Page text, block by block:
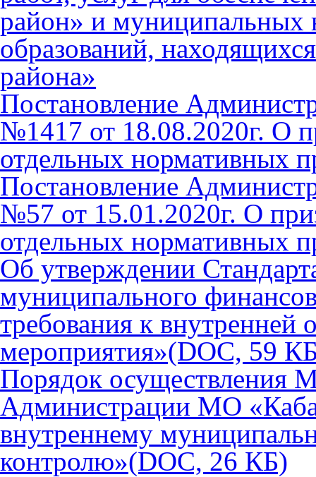
район» и
образований,
района»
Постановление
№1417 от 18.08.2020г. О
отдельных нормативных
Постановление
№57 от 15.01.2020г. О
отдельных нормативных
Об утверждении
муниципального
требования к внутренней
мероприятия»(DOC, 59
Порядок осуществления
Администрации МО
внутреннему
контролю»(DOC, 26 КБ)